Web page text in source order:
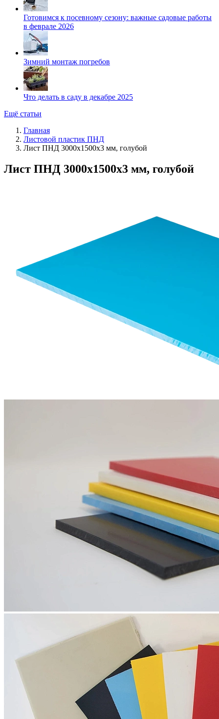
Готовимся к посевному сезону: важные садовые работы
в феврале 2026
Зимний монтаж погребов
Что делать в саду в декабре 2025
Ещё статьи
Главная
Листовой пластик ПНД
Лист ПНД 3000x1500x3 мм, голубой
Лист ПНД 3000x1500x3 мм, голубой